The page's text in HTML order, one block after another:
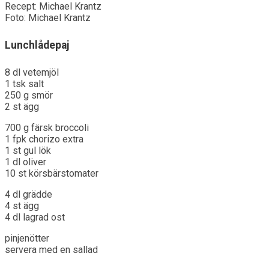
Recept: Michael Krantz
Foto: Michael Krantz
Lunchlådepaj
8 dl vetemjöl
1 tsk salt
250 g smör
2 st ägg
700 g färsk broccoli
1 fpk chorizo extra
1 st gul lök
1 dl oliver
10 st körsbärstomater
4 dl grädde
4 st ägg
4 dl lagrad ost
pinjenötter
servera med en sallad